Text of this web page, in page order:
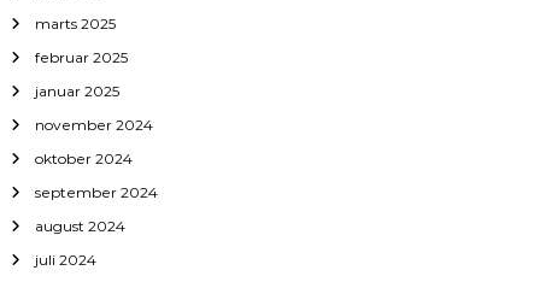
marts 2025
februar 2025
januar 2025
november 2024
oktober 2024
september 2024
august 2024
juli 2024